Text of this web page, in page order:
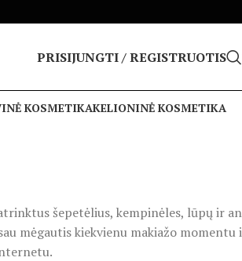
PRISIJUNGTI / REGISTRUOTIS
KOSMETIKAKELIONINĖ KOSMETIKA
šepetėlius, kempinėles, lūpų ir
mėgautis kiekvienu makiažo momentu